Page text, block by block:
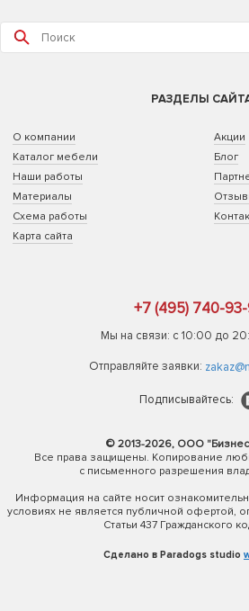
РАЗДЕЛЫ
О компании
Каталог мебели
Наши работы
Материалы
Схема работы
Карта сайта
Акции
Блог
+7 (495) 740-
Мы на связи: с 10:00 до
Отправляйте заявки:
Подписывайтесь:
© 2013-2026, ООО
Все права защищены. Копирование
с письменного разрешения
Информация на сайте носит
условиях не является публичной офертой,
Статьи 437 Гражданского
Сделано в Paradogs studio